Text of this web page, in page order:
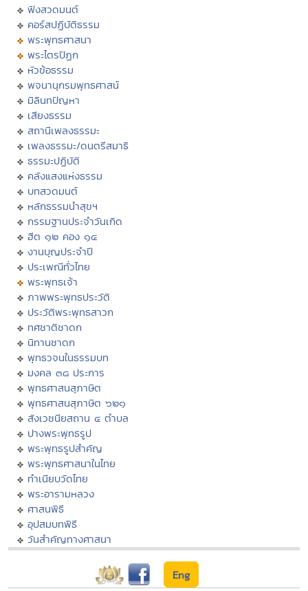
ฟังสวดมนต์
คอร์สปฏิบัติธรรม
พระพุทธศาสนา
พระไตรปิฏก
หัวข้อธรรม
พจนานุกรมพุทธศาสน์
มิลินทปัญหา
เสียงธรรม
สถานีเพลงธรรมะ
เพลงธรรมะ/ดนตรีสมาธิ
ธรรมะปฏิบัติ
คลังแสงแห่งธรรม
บทสวดมนต์
หลักธรรมนำสุขฯ
กรรมฐานประจำวันเกิด
ฮีต ๑๒ คอง ๑๔
งานบุญประจำปี
ประเพณีทั่วไทย
พระพุทธเจ้า
ภาพพระพุทธประวัติ
ประวัติพระพุทธสาวก
ทศชาติชาดก
นิทานชาดก
พุทธวจนในธรรมบท
มงคล ๓๘ ประการ
พุทธศาสนสุภาษิต
พุทธศาสนสุภาษิต ๖๒๑
สังเวชนียสถาน ๔ ตำบล
ปางพระพุทธรูป
พระพุทธรูปสำคัญ
พระพุทธศาสนาในไทย
ทำเนียบวัดไทย
พระอารามหลวง
ศาสนพิธี
อุปสมบทพิธี
วันสำคัญทางศาสนา
Eng